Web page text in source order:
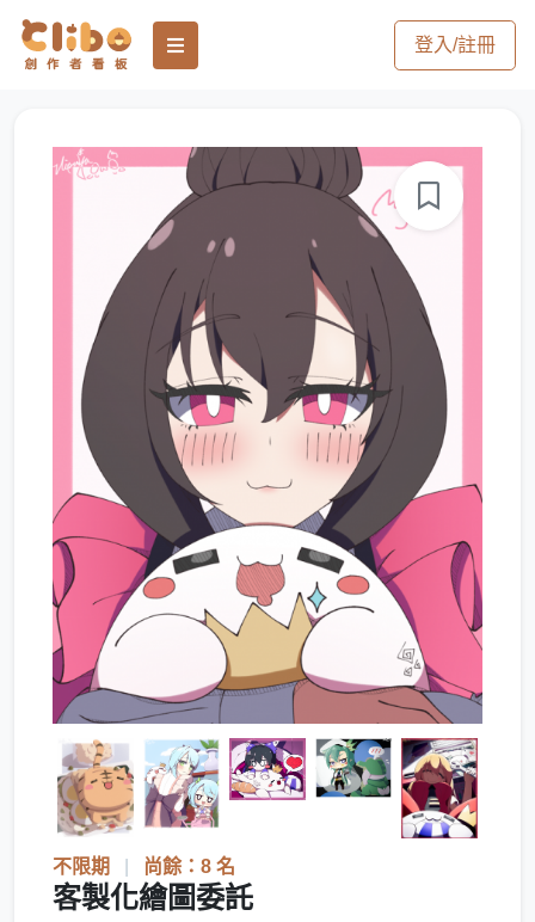
登入/註冊
不限期 尚餘：8 名
客製化繪圖委託